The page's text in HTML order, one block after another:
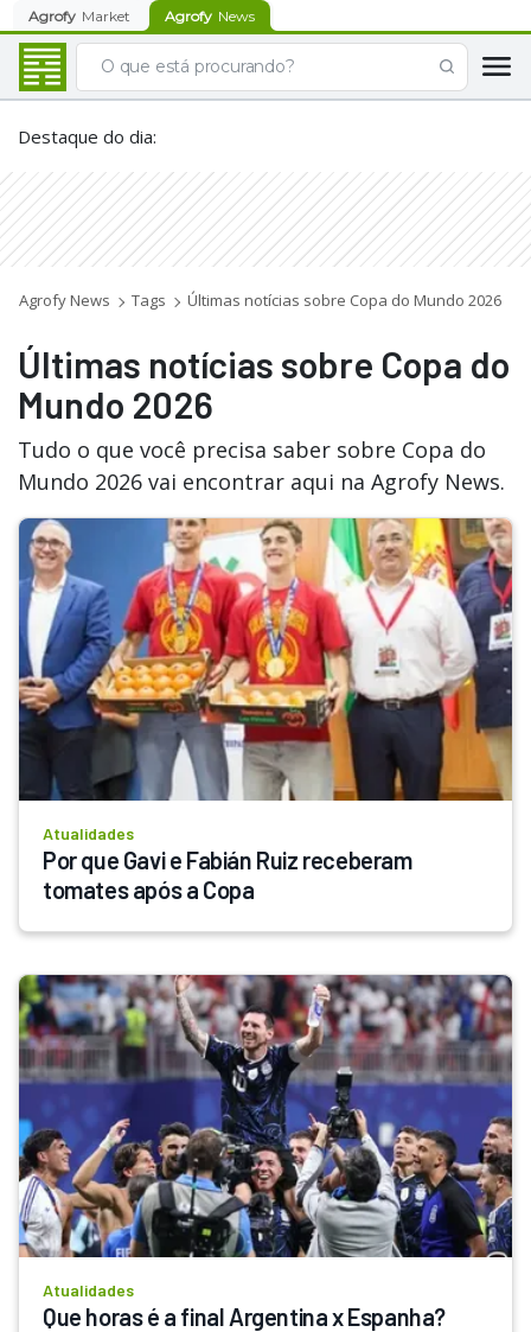
Agrofy Market Agrofy News
Destaque do dia:
Agrofy News Tags Últimas notícias sobre Copa do Mundo 2026
Últimas notícias sobre Copa do
Mundo 2026
Tudo o que você precisa saber sobre Copa do
Mundo 2026 vai encontrar aqui na Agrofy News.
Atualidades
Por que Gavi e Fabián Ruiz receberam
tomates após a Copa
Atualidades
Que horas é a final Argentina x Espanha?